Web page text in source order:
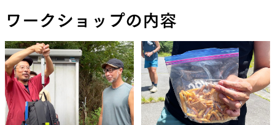
ワークショップの内容